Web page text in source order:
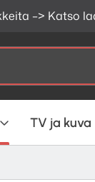
–> Katso
TV ja kuva